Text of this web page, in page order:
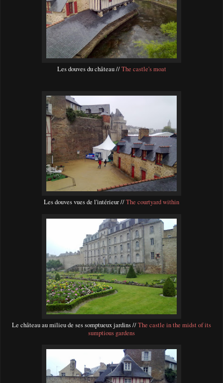
Les douves du château //The castle's moat
Les douves vues de l'intérieur //The courtyard within
Le château au milieu de ses somptueux jardins //The castle in the midst of its
sumptious gardens